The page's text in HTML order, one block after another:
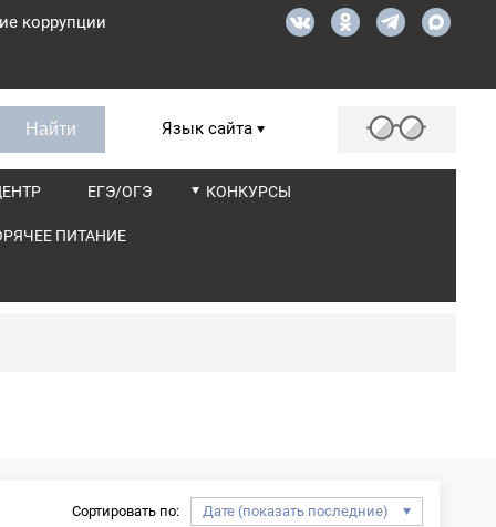
коррупции
Язык сайта
ЕГЭ/ОГЭ КОНКУРСЫ
ПИТАНИЕ
Сортировать по: